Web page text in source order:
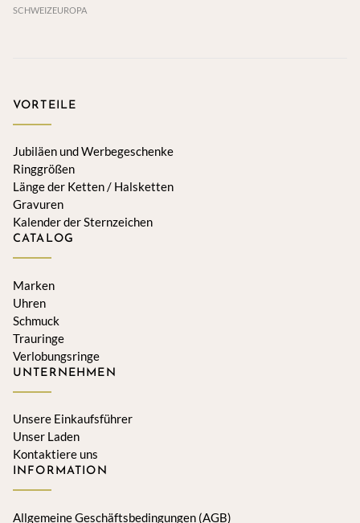
SCHWEIZEUROPA
VORTEILE
Jubiläen und Werbegeschenke
Ringgrößen
Länge der Ketten / Halsketten
Gravuren
Kalender der Sternzeichen
CATALOG
Marken
Uhren
Schmuck
Trauringe
Verlobungsringe
UNTERNEHMEN
Unsere Einkaufsführer
Unser Laden
Kontaktiere uns
INFORMATION
Allgemeine Geschäftsbedingungen (AGB)